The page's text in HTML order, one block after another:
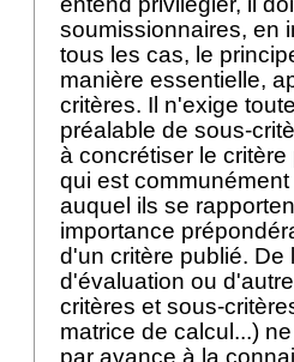
soumissionnaires, en
tous les cas, le
manière essentielle,
critères. Il n'exige
préalable de sous-
à concrétiser le
qui est
auquel ils se
importance
d'un critère publié. De
d'évaluation ou
critères et sous-
matrice de calcul...)
par avance à la